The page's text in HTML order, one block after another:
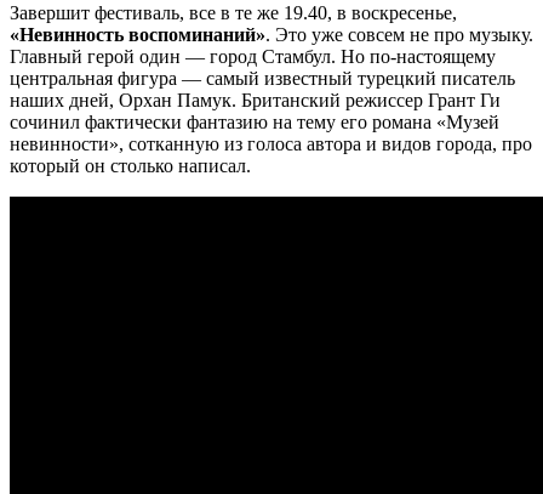
Завершит фестиваль, все в те же 19.40, в воскресенье,
«Невинность воспоминаний». Это уже совсем не про музыку.
Главный герой один — город Стамбул. Но по-настоящему
центральная фигура — самый известный турецкий писатель
наших дней, Орхан Памук. Британский режиссер Грант Ги
сочинил фактически фантазию на тему его романа «Музей
невинности», сотканную из голоса автора и видов города, про
который он столько написал.